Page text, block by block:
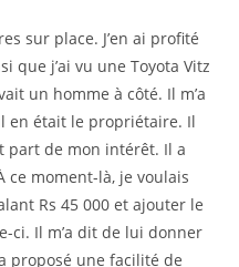
sur place. J’en ai profité
que j’ai vu une Toyota Vitz
un homme à côté. Il m’a
en était le propriétaire. Il
part de mon intérêt. Il a
ce moment-là, je voulais
Rs 45 000 et ajouter le
ci. Il m’a dit de lui donner
proposé une facilité de